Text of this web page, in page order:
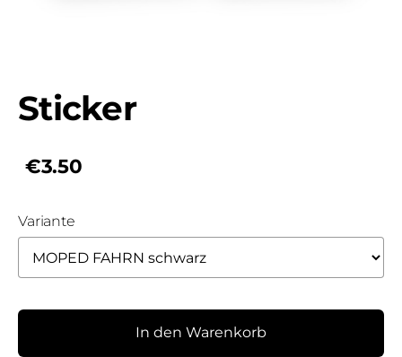
Sticker
€3.50
Variante
In den Warenkorb